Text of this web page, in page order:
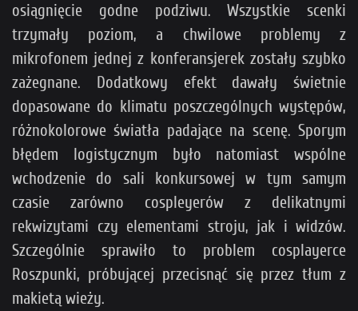
osiągnięcie godne podziwu. Wszystkie scenki
trzymały poziom, a chwilowe problemy z
mikrofonem jednej z konferansjerek zostały szybko
zażegnane. Dodatkowy efekt dawały świetnie
dopasowane do klimatu poszczególnych występów,
różnokolorowe światła padające na scenę. Sporym
błędem logistycznym było natomiast wspólne
wchodzenie do sali konkursowej w tym samym
czasie zarówno cospleyerów z delikatnymi
rekwizytami czy elementami stroju, jak i widzów.
Szczególnie sprawiło to problem cosplayerce
Roszpunki, próbującej przecisnąć się przez tłum z
makietą wieży.